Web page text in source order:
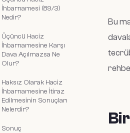
İhbarnamesi (89/3)
Nedir?
Üçüncü Haciz
İhbarnamesine Karşı
Dava Açılmazsa Ne
Olur?
Haksız Olarak Haciz
İhbarnamesine İtiraz
Edilmesinin Sonuçları
Nelerdir?
Sonuç
Bu